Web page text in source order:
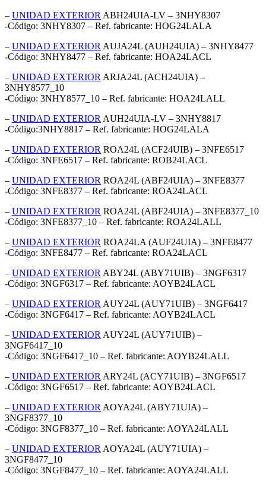
– UNIDAD EXTERIOR ABH24UIA-LV – 3NHY8307
-Código: 3NHY8307 – Ref. fabricante: HOG24LALA
– UNIDAD EXTERIOR AUJA24L (AUH24UIA) – 3NHY8477
-Código: 3NHY8477 – Ref. fabricante: HOA24LACL
– UNIDAD EXTERIOR ARJA24L (ACH24UIA) –
3NHY8577_10
-Código: 3NHY8577_10 – Ref. fabricante: HOA24LALL
– UNIDAD EXTERIOR AUH24UIA-LV – 3NHY8817
-Código:3NHY8817 – Ref. fabricante: HOG24LALA
– UNIDAD EXTERIOR ROA24L (ACF24UIB) – 3NFE6517
-Código: 3NFE6517 – Ref. fabricante: ROB24LACL
– UNIDAD EXTERIOR ROA24L (ABF24UIA) – 3NFE8377
-Código: 3NFE8377 – Ref. fabricante: ROA24LACL
– UNIDAD EXTERIOR ROA24L (ABF24UIA) – 3NFE8377_10
-Código: 3NFE8377_10 – Ref. fabricante: ROA24LALL
– UNIDAD EXTERIOR ROA24LA (AUF24UIA) – 3NFE8477
-Código: 3NFE8477 – Ref. fabricante: ROA24LACL
– UNIDAD EXTERIOR ABY24L (ABY71UIB) – 3NGF6317
-Código: 3NGF6317 – Ref. fabricante: AOYB24LACL
– UNIDAD EXTERIOR AUY24L (AUY71UIB) – 3NGF6417
-Código: 3NGF6417 – Ref. fabricante: AOYB24LACL
– UNIDAD EXTERIOR AUY24L (AUY71UIB) –
3NGF6417_10
-Código: 3NGF6417_10 – Ref. fabricante: AOYB24LALL
– UNIDAD EXTERIOR ARY24L (ACY71UIB) – 3NGF6517
-Código: 3NGF6517 – Ref. fabricante: AOYB24LACL
– UNIDAD EXTERIOR AOYA24L (ABY71UIA) –
3NGF8377_10
-Código: 3NGF8377_10 – Ref. fabricante: AOYA24LALL
– UNIDAD EXTERIOR AOYA24L (AUY71UIA) –
3NGF8477_10
-Código: 3NGF8477_10 – Ref. fabricante: AOYA24LALL